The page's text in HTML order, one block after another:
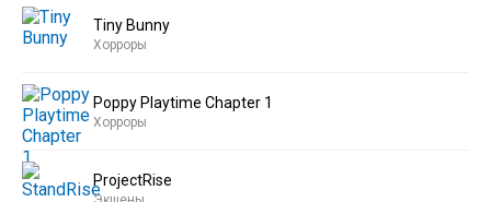
Tiny Bunny
Хорроры
Poppy Playtime Chapter 1
Хорроры
ProjectRise